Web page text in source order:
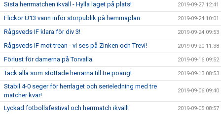
Sista herrmatchen ikväll - Hylla laget på plats! 2019-09-27 12:41
Flickor U13 vann inför storpublik på hemmaplan 2019-09-24 10:01
Rågsveds IF klara för div 3! 2019-09-24 09:53
Rågsveds IF mot trean - vi ses på Zinken och Trevi! 2019-09-20 11:38
Förlust för damerna på Torvalla 2019-09-16 09:52
Tack alla som stöttade herrarna till tre poäng! 2019-09-13 08:53
Stabil 4-0 seger för herrlaget och serieledning med tre
matcher kvar!
2019-09-06 09:40
Lyckad fotbollsfestival och herrmatch ikväll! 2019-09-05 08:57